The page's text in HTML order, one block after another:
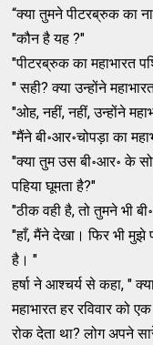
“क्या तुमने पीटरब्रुक का
"कौन है यह ?"
"पीटरब्रुक का महाभारत
" सही? क्या उन्होंने
"ओह, नहीं, नहीं, उन्होंने
"मैंने बी॰आर॰चोपड़ा का
"क्या तुम उस बी॰आर॰ के
पहिया घूमता है?"
"ठीक वही है, तो तुमने भी
"हाँ, मैंने देखा। फिर भी मुझे
है। "
हर्षा ने आश्चर्य से कहा, "
महाभारत हर रविवार को
रोक देता था? लोग अपने